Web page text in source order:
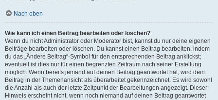
Nach oben
Wie kann ich einen Beitrag bearbeiten oder löschen?
Wenn du nicht Administrator oder Moderator bist, kannst du nur deine eigenen
Beiträge bearbeiten oder löschen. Du kannst einen Beitrag bearbeiten, indem
du das „Ändere Beitrag“-Symbol für den entsprechenden Beitrag anklickst;
eventuell ist dies nur für einen begrenzten Zeitraum nach seiner Erstellung
möglich. Wenn bereits jemand auf deinen Beitrag geantwortet hat, wird dein
Beitrag in der Themenansicht als überarbeitet gekennzeichnet. Es wird sowohl
die Anzahl als auch der letzte Zeitpunkt der Bearbeitungen angezeigt. Dieser
Hinweis erscheint nicht, wenn noch niemand auf deinen Beitrag geantwortet